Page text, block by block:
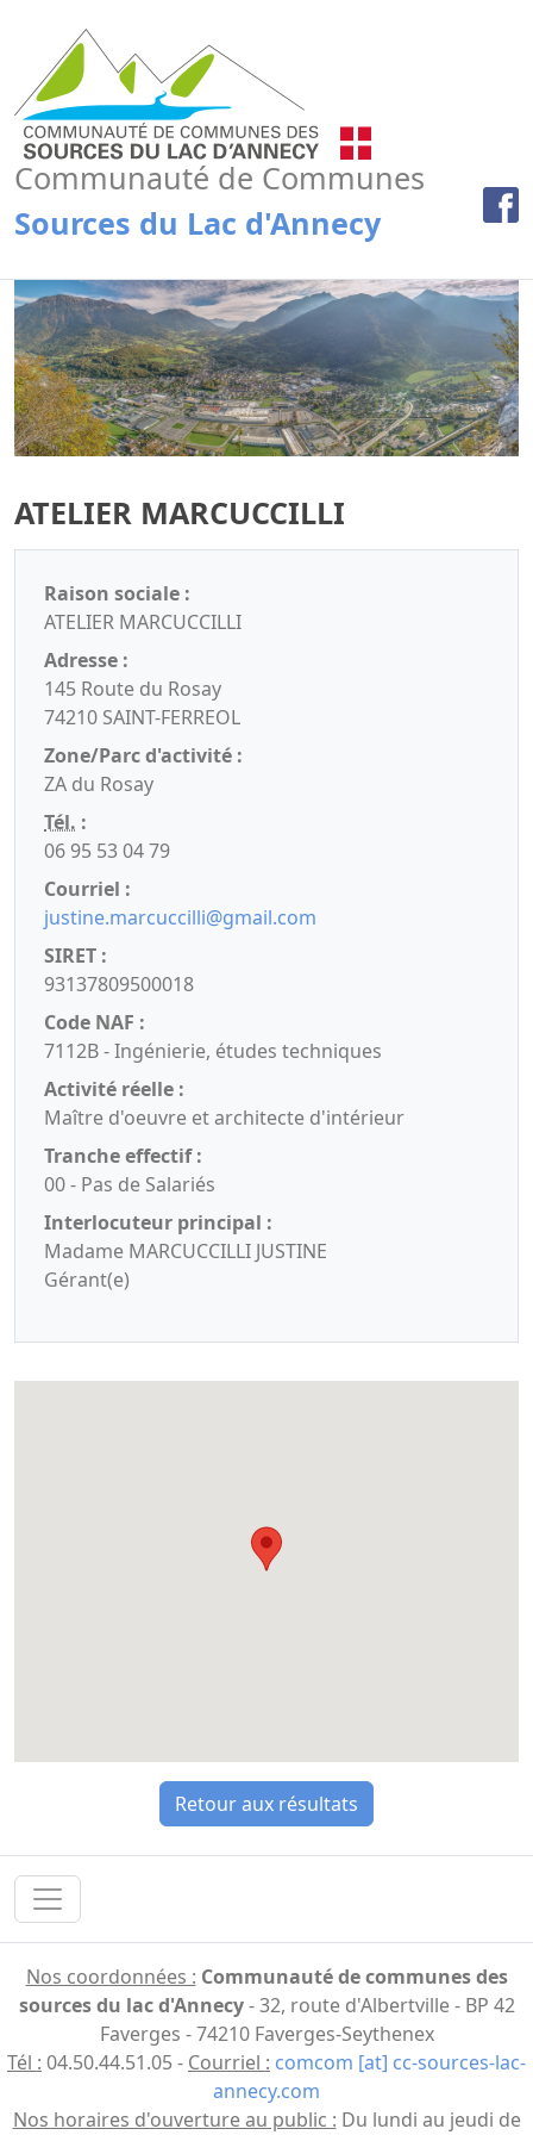
Communauté de Communes
Sources du Lac d'Annecy
ATELIER MARCUCCILLI
Raison sociale :
ATELIER MARCUCCILLI
Adresse :
145 Route du Rosay
74210 SAINT-FERREOL
Zone/Parc d'activité :
ZA du Rosay
Tél. :
06 95 53 04 79
Courriel :
justine.marcuccilli@gmail.com
SIRET :
93137809500018
Code NAF :
7112B - Ingénierie, études techniques
Activité réelle :
Maître d'oeuvre et architecte d'intérieur
Tranche effectif :
00 - Pas de Salariés
Interlocuteur principal :
Madame MARCUCCILLI JUSTINE
Gérant(e)
Retour aux résultats
Nos coordonnées : Communauté de communes des
sources du lac d'Annecy- 32, route d'Albertville - BP 42
Faverges - 74210 Faverges-Seythenex
Tél : 04.50.44.51.05 - Courriel : comcom [at] cc-sources-lac-
annecy.com
Nos horaires d'ouverture au public : Du lundi au jeudi de